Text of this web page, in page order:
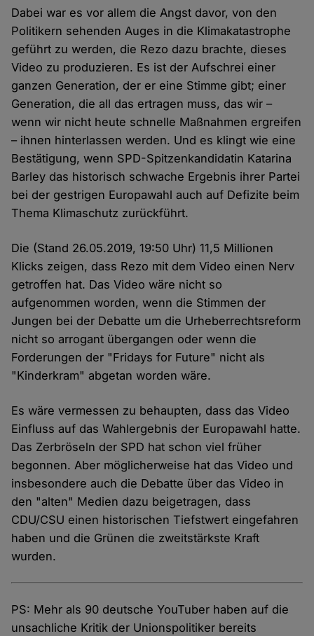
Dabei war es vor allem die Angst davor, von den
Politikern sehenden Auges in die Klimakatastrophe
geführt zu werden, die Rezo dazu brachte, dieses
Video zu produzieren. Es ist der Aufschrei einer
ganzen Generation, der er eine Stimme gibt; einer
Generation, die all das ertragen muss, das wir –
wenn wir nicht heute schnelle Maßnahmen ergreifen
– ihnen hinterlassen werden. Und es klingt wie eine
Bestätigung, wenn SPD-Spitzenkandidatin Katarina
Barley das historisch schwache Ergebnis ihrer Partei
bei der gestrigen Europawahl auch auf Defizite beim
Thema Klimaschutz zurückführt.
Die (Stand 26.05.2019, 19:50 Uhr) 11,5 Millionen
Klicks zeigen, dass Rezo mit dem Video einen Nerv
getroffen hat. Das Video wäre nicht so
aufgenommen worden, wenn die Stimmen der
Jungen bei der Debatte um die Urheberrechtsreform
nicht so arrogant übergangen oder wenn die
Forderungen der "Fridays for Future" nicht als
"Kinderkram" abgetan worden wäre.
Es wäre vermessen zu behaupten, dass das Video
Einfluss auf das Wahlergebnis der Europawahl hatte.
Das Zerbröseln der SPD hat schon viel früher
begonnen. Aber möglicherweise hat das Video und
insbesondere auch die Debatte über das Video in
den "alten" Medien dazu beigetragen, dass
CDU/CSU einen historischen Tiefstwert eingefahren
haben und die Grünen die zweitstärkste Kraft
wurden.
PS: Mehr als 90 deutsche YouTuber haben auf die
unsachliche Kritik der Unionspolitiker bereits